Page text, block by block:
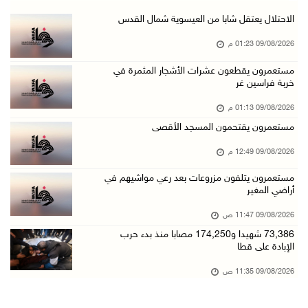
مستعمرون يتلفون مزروعات بعد رعي مواشيهم في أر ...
09/آب/2026 11:47 ص
09/آب/2026 11:35 ص
"فتح" تنعي القائد الوطنيّ السفير دياب اللوح
09/آب/2026 11:28 ص
الرئيس ينعى سفير فلسطين لدى مصر القائد الوطني ...
وفاة سفير فلسطين لدى مصر القائد الوطني دياب ا ...
09/آب/2026 10:42 ص
الاحتلال يستولي على منزل في عرابة جنوب جنين و ...
الاحتلال يقتحم مدينة نابلس
الاحتلال يعتقل شابا من العيسوية شمال القدس
09/08/2026 01:23 م
مستعمرون يقطعون عشرات الأشجار المثمرة في
خربة فراسين غر
09/08/2026 01:13 م
مستعمرون يقتحمون المسجد الأقصى
09/08/2026 12:49 م
مستعمرون يتلفون مزروعات بعد رعي مواشيهم في
أراضي المغير
09/08/2026 11:47 ص
73,386 شهيدا و174,250 مصابا منذ بدء حرب
الإبادة على قطا
09/08/2026 11:35 ص